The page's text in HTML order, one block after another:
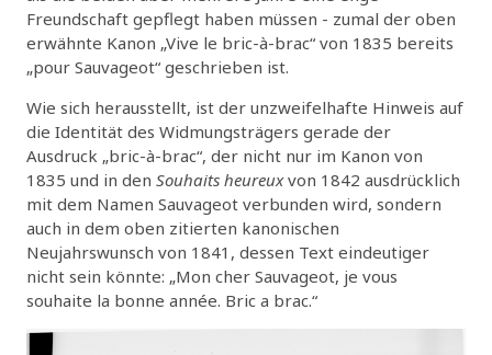
Freundschaft gepflegt haben müssen - zumal der oben
erwähnte Kanon „Vive le bric-à-brac“ von 1835 bereits
„pour Sauvageot“ geschrieben ist.
Wie sich herausstellt, ist der unzweifelhafte Hinweis auf
die Identität des Widmungsträgers gerade der
Ausdruck „bric-à-brac“, der nicht nur im Kanon von
1835 und in den Souhaits heureuxvon 1842 ausdrücklich
mit dem Namen Sauvageot verbunden wird, sondern
auch in dem oben zitierten kanonischen
Neujahrswunsch von 1841, dessen Text eindeutiger
nicht sein könnte: „Mon cher Sauvageot, je vous
souhaite la bonne année. Bric a brac.“